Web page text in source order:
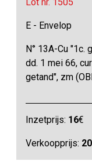
E - Envelop
N° 13A-Cu "1c.
dd. 1 mei 66,
getand", zm
Inzetprijs: 16€
Verkoopprijs: 20